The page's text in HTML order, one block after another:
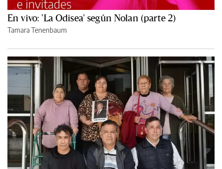
En vivo: 'La Odisea' según Nolan (parte 2)
Tamara Tenenbaum